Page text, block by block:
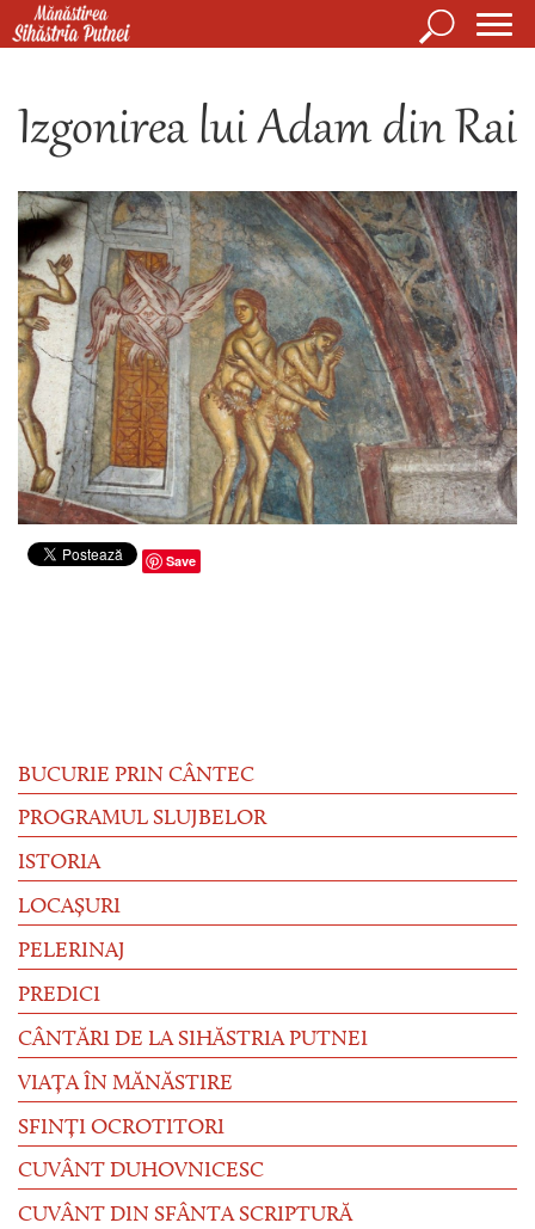
Mergi la conţinutul principal
de
Căutare
Izgonirea lui Adam din Rai
Save
BUCURIE PRIN CÂNTEC
PROGRAMUL SLUJBELOR
ISTORIA
LOCAȘURI
PELERINAJ
PREDICI
CÂNTĂRI DE LA SIHĂSTRIA PUTNEI
VIAȚA ÎN MĂNĂSTIRE
SFINȚI OCROTITORI
CUVÂNT DUHOVNICESC
CUVÂNT DIN SFÂNTA SCRIPTURĂ